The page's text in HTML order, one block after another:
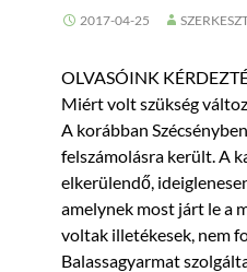
2017-04-25
OLVASÓINK
Miért volt szükség
A korábban
felszámolásra került. A
elkerülendő,
amelynek most járt le a
voltak illetékesek, nem
Balassagyarmat